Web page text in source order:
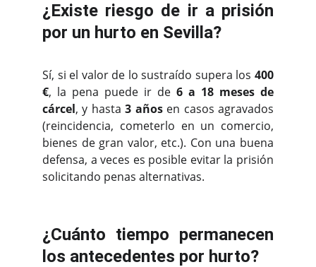
¿Existe riesgo de ir a prisión
por un hurto en Sevilla?
Sí, si el valor de lo sustraído supera los 400
€, la pena puede ir de 6 a 18 meses de
cárcel, y hasta3 añosen casos agravados
(reincidencia, cometerlo en un comercio,
bienes de gran valor, etc.). Con una buena
defensa, a veces es posible evitar la prisión
solicitando penas alternativas.
¿Cuánto tiempo permanecen
los antecedentes por hurto?